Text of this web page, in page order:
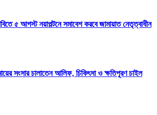
৫ আগস্ট নয়াপল্টনে সমাবেশ করবে জামায়াত নেতৃত্বাধীন
সংসার চালাতেন আলিফ, চিকিৎসা ও ক্ষতিপূরণ চাইল